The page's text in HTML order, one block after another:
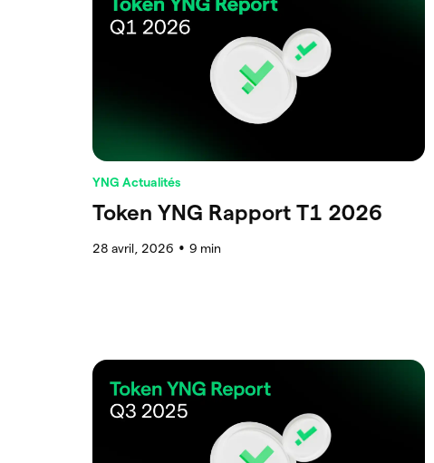
YNG Actualités
Token YNG Rapport T1 2026
28 avril, 2026 ● 9 min